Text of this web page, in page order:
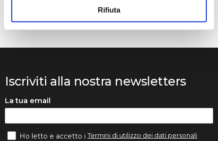
Rifiuta
Iscriviti alla nostra newsletters
La tua email
Ho letto e accetto iTermini di utilizzo dei dati personali